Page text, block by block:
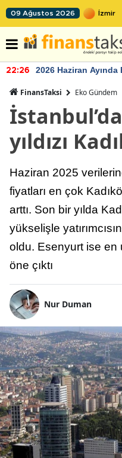
09 Ağustos 2026
22:26 2026 Haziran Ayında
FinansTaksi Eko Gündem
yıldızı
Haziran 2025
fiyatları en çok
arttı. Son bir yılda
yükselişle
oldu. Esenyurt ise en
öne çıktı
Nur Duman